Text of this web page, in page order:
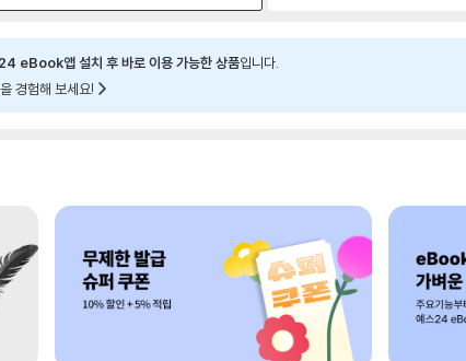
eBook앱 설치 후 바로 이용 가능한 상품입니다.
경험해 보세요!